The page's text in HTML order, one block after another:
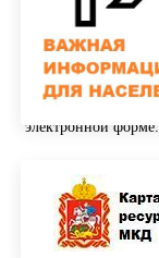
услуги: при личном
обращении в
дошкольную
образовательную
организацию или в
электронной форме.
форма заявления
доступна для
копирования и